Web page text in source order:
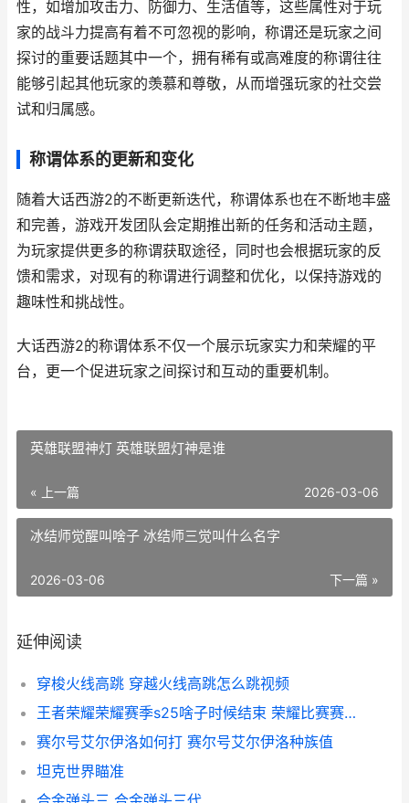
性，如增加攻击力、防御力、生活值等，这些属性对于玩
家的战斗力提高有着不可忽视的影响，称谓还是玩家之间
探讨的重要话题其中一个，拥有稀有或高难度的称谓往往
能够引起其他玩家的羡慕和尊敬，从而增强玩家的社交尝
试和归属感。
称谓体系的更新和变化
随着大话西游2的不断更新迭代，称谓体系也在不断地丰盛
和完善，游戏开发团队会定期推出新的任务和活动主题，
为玩家提供更多的称谓获取途径，同时也会根据玩家的反
馈和需求，对现有的称谓进行调整和优化，以保持游戏的
趣味性和挑战性。
大话西游2的称谓体系不仅一个展示玩家实力和荣耀的平
台，更一个促进玩家之间探讨和互动的重要机制。
英雄联盟神灯 英雄联盟灯神是谁
« 上一篇 2026-03-06
冰结师觉醒叫啥子 冰结师三觉叫什么名字
下一篇 »
2026-03-06
延伸阅读
穿梭火线高跳 穿越火线高跳怎么跳视频
王者荣耀荣耀赛季s25啥子时候结束 荣耀比赛赛制
赛尔号艾尔伊洛如何打 赛尔号艾尔伊洛种族值
坦克世界瞄准